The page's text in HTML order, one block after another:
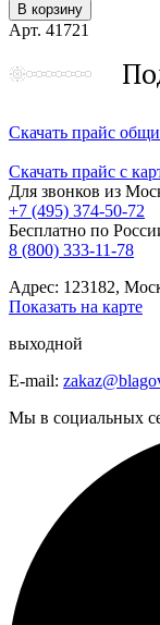
В корзину
Арт. 41721
Скачать прайс
Скачать прайс с
Для звонков из
+7 (495) 374-50-72
Бесплатно по
8 (800) 333-11-78
Адрес: 123182,
Показать на карте
выходной
E-mail:
Мы в социальных